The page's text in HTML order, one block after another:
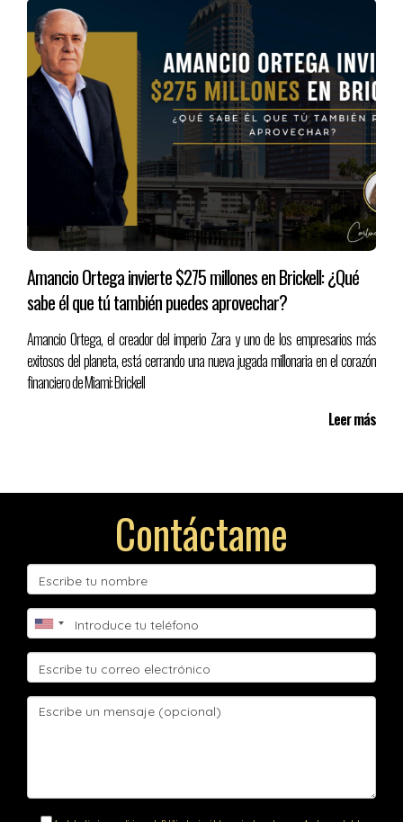
Amancio Ortega invierte $275 millones en Brickell: ¿Qué
sabe él que tú también puedes aprovechar?
Amancio Ortega, el creador del imperio Zara y uno de los empresarios más
exitosos del planeta, está cerrando una nueva jugada millonaria en el corazón
financiero de Miami: Brickell
Leer más
Contáctame